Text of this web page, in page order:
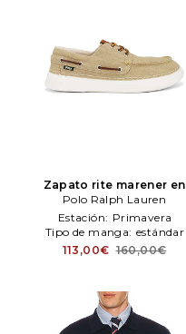
Zapato rite marener en
color marrón Polo Ralph
Lauren
Polo Ralph Lauren
Estación: Primavera
Tipo de manga: estándar
113,00€ 160,00€